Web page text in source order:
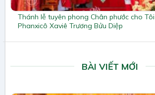
Thánh lễ tuyên phong Chân phước cho
Phanxicô Xaviê Trương Bửu Diệp
BÀI VIẾT MỚI